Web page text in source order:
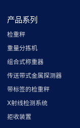
产品系列
检重秤
重量分拣机
组合式称重器
传送带式金属探测器
带标签的检重秤
X射线检测系统
拒收装置